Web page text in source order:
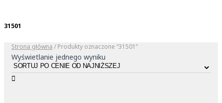
31501
Strona główna / Produkty oznaczone “31501”
Wyświetlanie jednego wyniku